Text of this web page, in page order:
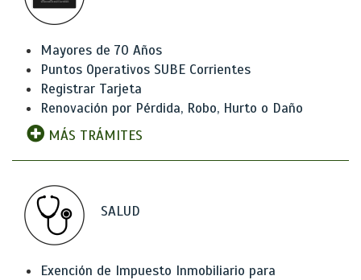
Mayores de 70 Años
Puntos Operativos SUBE Corrientes
Registrar Tarjeta
Renovación por Pérdida, Robo, Hurto o Daño
MÁS TRÁMITES
SALUD
Exención de Impuesto Inmobiliario para